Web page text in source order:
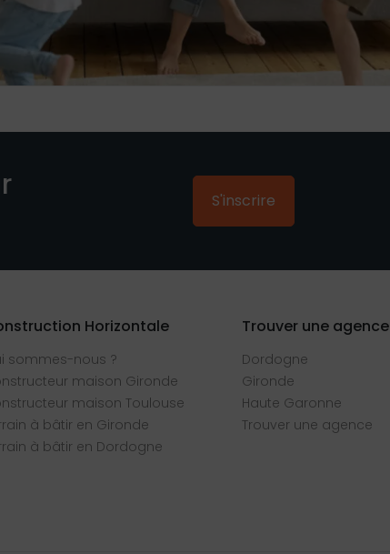
S'inscrire
Horizontale
sommes-nous ?
maison Gironde
maison Toulouse
à bâtir en Gironde
à bâtir en Dordogne
Trouver une agence
Dordogne
Gironde
Haute Garonne
Trouver une agence